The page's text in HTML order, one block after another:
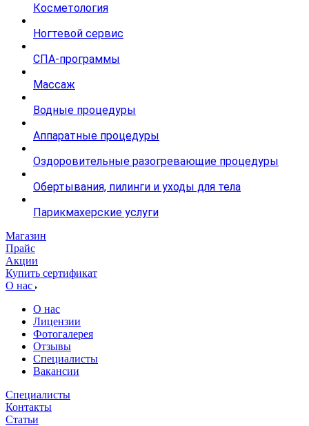
Косметология
Ногтевой сервис
СПА-программы
Массаж
Водные процедуры
Аппаратные процедуры
Оздоровительные разогревающие процедуры
Обертывания, пилинги и уходы для тела
Парикмахерские услуги
Магазин
Прайс
Акции
Купить сертификат
О нас
О нас
Лицензии
Фотогалерея
Отзывы
Специалисты
Вакансии
Специалисты
Контакты
Статьи